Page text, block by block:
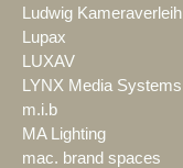
Ludwig Kameraverleih
Lupax
LUXAV
LYNX Media Systems
m.i.b
MA Lighting
mac. brand spaces